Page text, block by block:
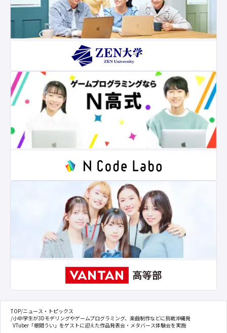
TOP/ニュース・トピックス
/小中学生が3Dモデリングやゲームプログラミング、楽曲制作などに挑戦沖縄発
VTuber「根間うい」をゲストに迎えた作品発表会・メタバース体験会を実施